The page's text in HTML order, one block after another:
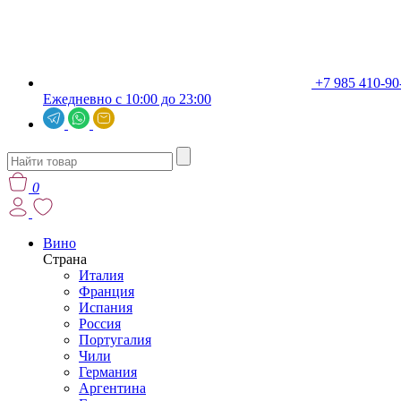
+7 985 410-
Ежедневно с 10:00 до 23:00
0
Вино
Страна
Италия
Франция
Испания
Россия
Португалия
Чили
Германия
Аргентина